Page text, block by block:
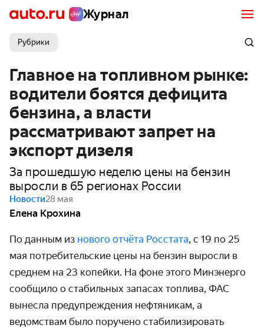
Журнал
Рубрики
Главное на топливном рынке:
водители боятся дефицита
бензина, а власти
рассматривают запрет на
экспорт дизеля
За прошедшую неделю цены на бензин
выросли в 65 регионах России
Новости28 мая
Елена Крохина
По данным из нового отчёта Росстата, с 19 по 25
мая потребительские цены на бензин выросли в
среднем на 23 копейки. На фоне этого Минэнерго
сообщило о стабильных запасах топлива, ФАС
вынесла предупреждения нефтяникам, а
ведомствам было поручено стабилизировать